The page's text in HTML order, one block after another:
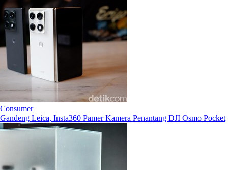
Consumer
Gandeng Leica, Insta360 Pamer Kamera Penantang DJI Osmo Pocket